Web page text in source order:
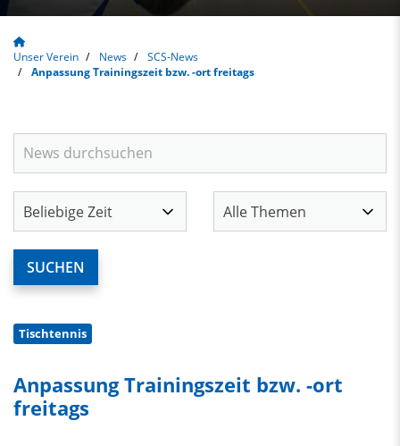
Unser Verein News
SCS-News
Anpassung Trainingszeit bzw. -ort freitags
Tischtennis
Anpassung Trainingszeit bzw. -ort
freitags